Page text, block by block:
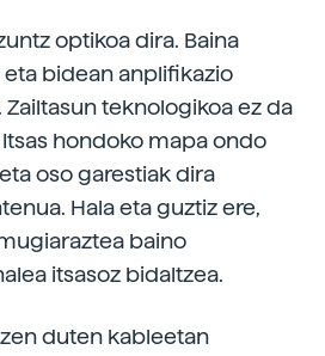
optikoa dira. Baina
bidean anplifikazio
teknologikoa ez da
hondoko mapa ondo
oso garestiak dira
Hala eta guztiz ere,
baino
itsasoz bidaltzea.
duten kableetan